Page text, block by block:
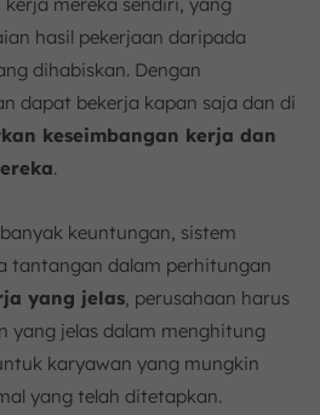
hasil pekerjaan daripada
dihabiskan. Dengan
dapat bekerja kapan saja dan di
keseimbangan kerja dan
.
keuntungan, sistem
tantangan dalam perhitungan
yang jelas , perusahaan harus
yang jelas dalam menghitung
karyawan yang mungkin
yang telah ditetapkan.